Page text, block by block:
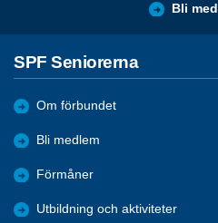
Bli
SPF Seniorerna
Om förbundet
Bli medlem
Förmåner
Utbildning och aktiviteter